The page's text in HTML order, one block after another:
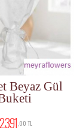
Beyaz Gül
2.391 ,00 TL